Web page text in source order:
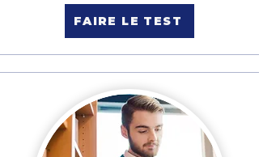
FAIRE LE TEST